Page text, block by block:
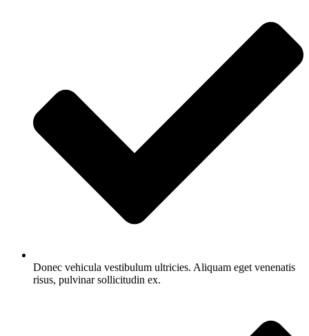
Donec vehicula vestibulum ultricies. Aliquam eget venenatis
risus, pulvinar sollicitudin ex.